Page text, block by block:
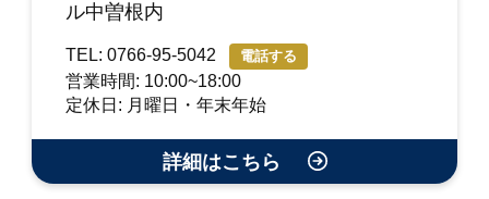
ル中曽根内
TEL: 0766-95-5042 電話する
営業時間: 10:00~18:00
定休日: 月曜日・年末年始
詳細はこちら